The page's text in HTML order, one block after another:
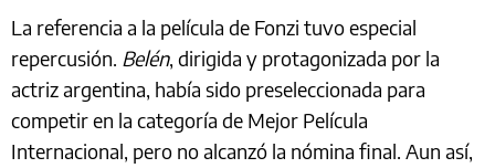
La referencia a la película de Fonzi tuvo especial
repercusión. Belén, dirigida y protagonizada por la
actriz argentina, había sido preseleccionada para
competir en la categoría de Mejor Película
Internacional, pero no alcanzó la nómina final. Aun así,